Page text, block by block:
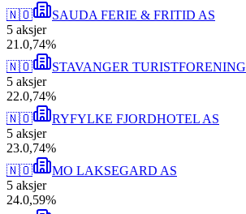
🇳🇴
SAUDA FERIE & FRITID AS
5 aksjer
21 .0,74%
🇳🇴
STAVANGER TURISTFORENING
5 aksjer
22.0,74%
🇳🇴
RYFYLKE FJORDHOTEL AS
5 aksjer
23.0,74%
🇳🇴
MO LAKSEGARD AS
5 aksjer
24.0,59%